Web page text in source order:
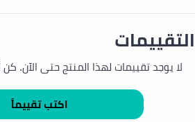
التقييمات
لا يوجد تقييمات لهذا المنتج حتى الآن.